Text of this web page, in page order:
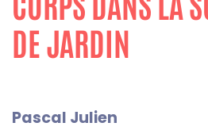
DE JARDIN
Pascal Julien